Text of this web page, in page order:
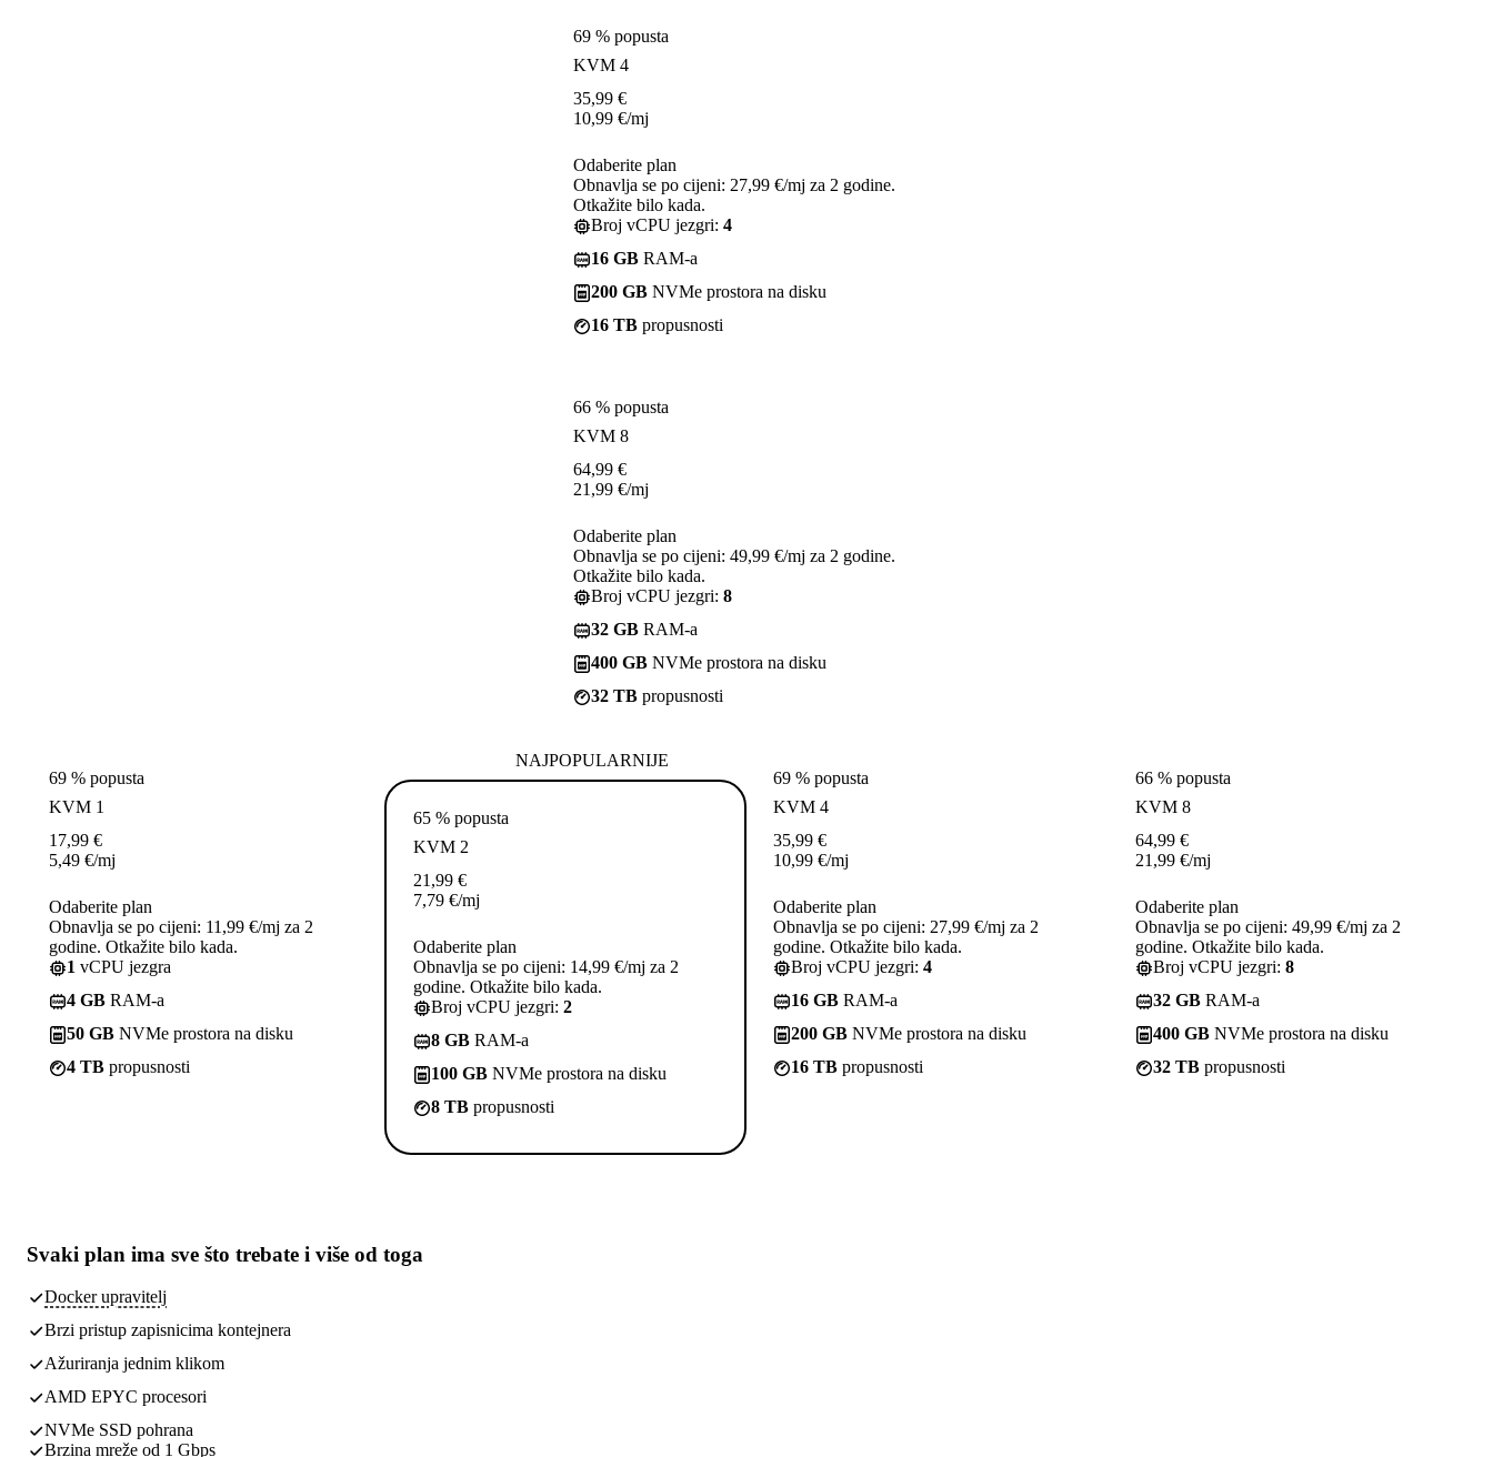
69 % popusta
KVM 4
35,99 €
10,99 €/mj
Odaberite plan
Obnavlja se po cijeni: 27,99 €/mj za 2 godine.
Otkažite bilo kada.
Broj vCPU jezgri: 4
16 GB RAM-a
200 GB NVMe prostora na disku
16 TB propusnosti
66 % popusta
KVM 8
64,99 €
21,99 €/mj
Odaberite plan
Obnavlja se po cijeni: 49,99 €/mj za 2 godine.
Otkažite bilo kada.
Broj vCPU jezgri: 8
32 GB RAM-a
400 GB NVMe prostora na disku
32 TB propusnosti
69 % popusta
KVM 1
17,99 €
5,49 €/mj
Odaberite plan
Obnavlja se po cijeni: 11,99 €/mj za 2
godine. Otkažite bilo kada.
1 vCPU jezgra
4 GB RAM-a
50 GB NVMe prostora na disku
4 TB propusnosti
NAJPOPULARNIJE
65 % popusta
KVM 2
21,99 €
7,79 €/mj
Odaberite plan
Obnavlja se po cijeni: 14,99 €/mj za 2
godine. Otkažite bilo kada.
Broj vCPU jezgri: 2
8 GB RAM-a
100 GB NVMe prostora na disku
8 TB propusnosti
69 % popusta
KVM 4
35,99 €
10,99 €/mj
Odaberite plan
Obnavlja se po cijeni: 27,99 €/mj za 2
godine. Otkažite bilo kada.
Broj vCPU jezgri: 4
16 GB RAM-a
200 GB NVMe prostora na disku
16 TB propusnosti
66 % popusta
KVM 8
64,99 €
21,99 €/mj
Odaberite plan
Obnavlja se po cijeni: 49,99 €/mj za 2
godine. Otkažite bilo kada.
Broj vCPU jezgri: 8
32 GB RAM-a
400 GB NVMe prostora na disku
32 TB propusnosti
Svaki plan ima sve što trebate i više od toga
Docker upravitelj
Brzi pristup zapisnicima kontejnera
Ažuriranja jednim klikom
AMD EPYC procesori
NVMe SSD pohrana
Brzina mreže od 1 Gbps